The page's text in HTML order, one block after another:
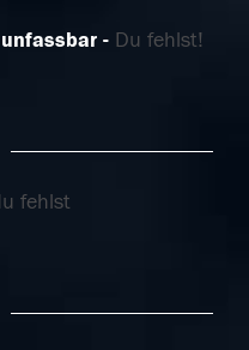
Du fehlst!
fehlst